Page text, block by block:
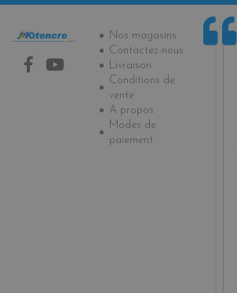
Informations
Nos magasins
Contactez-nous
Livraison
Conditions de
vente
A propos
Modes de
paiement